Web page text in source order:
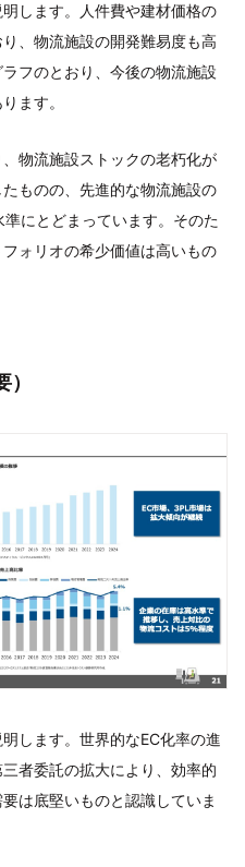
します。人件費や建材価格の
、物流施設の開発難易度も高
フのとおり、今後の物流施設
ます。
物流施設ストックの老朽化が
ものの、先進的な物流施設の
にとどまっています。そのた
ォリオの希少価値は高いもの
します。世界的なEC化率の進
者委託の拡大により、効率的
は底堅いものと認識していま